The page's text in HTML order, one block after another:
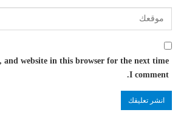
and website in this browser for the next time
I comment.